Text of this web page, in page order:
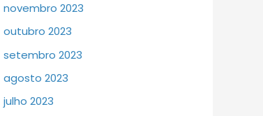
novembro 2023
outubro 2023
setembro 2023
agosto 2023
julho 2023